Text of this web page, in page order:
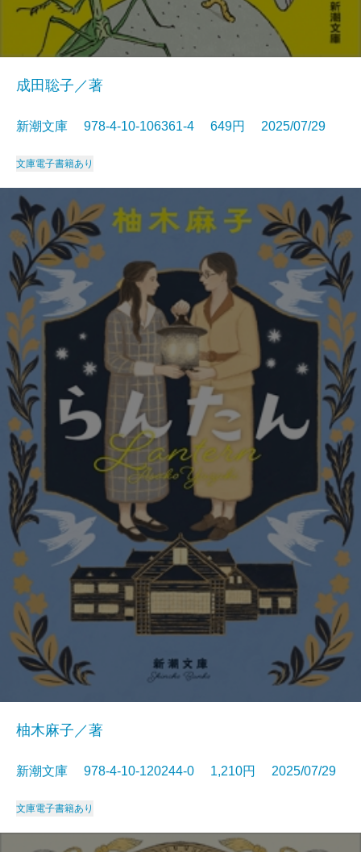
成田聡子／著
新潮文庫 978-4-10-106361-4 649円 2025/07/29
文庫電子書籍あり
柚木麻子／著
新潮文庫 978-4-10-120244-0 1,210円 2025/07/29
文庫電子書籍あり